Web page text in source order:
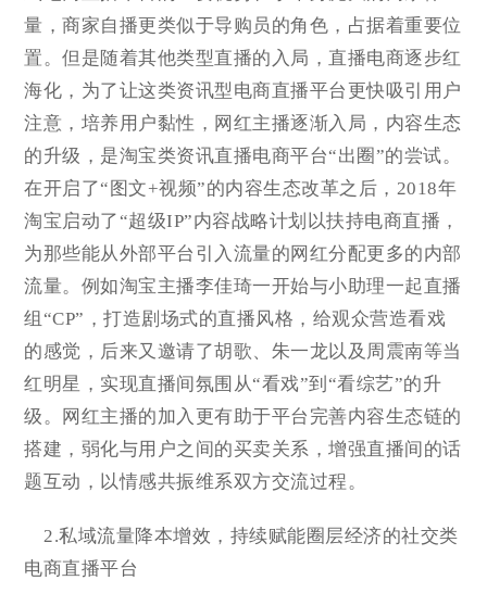
量，商家自播更类似于导购员的角色，占据着重要位
置。但是随着其他类型直播的入局，直播电商逐步红
海化，为了让这类资讯型电商直播平台更快吸引用户
注意，培养用户黏性，网红主播逐渐入局，内容生态
的升级，是淘宝类资讯直播电商平台“出圈”的尝试。
在开启了“图文+视频”的内容生态改革之后，2018年
淘宝启动了“超级IP”内容战略计划以扶持电商直播，
为那些能从外部平台引入流量的网红分配更多的内部
流量。例如淘宝主播李佳琦一开始与小助理一起直播
组“CP”，打造剧场式的直播风格，给观众营造看戏
的感觉，后来又邀请了胡歌、朱一龙以及周震南等当
红明星，实现直播间氛围从“看戏”到“看综艺”的升
级。网红主播的加入更有助于平台完善内容生态链的
搭建，弱化与用户之间的买卖关系，增强直播间的话
题互动，以情感共振维系双方交流过程。
2.私域流量降本增效，持续赋能圈层经济的社交类
电商直播平台